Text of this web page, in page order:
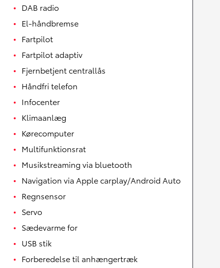
DAB radio
El-håndbremse
Fartpilot
Fartpilot adaptiv
Fjernbetjent centrallås
Håndfri telefon
Infocenter
Klimaanlæg
Kørecomputer
Multifunktionsrat
Musikstreaming via bluetooth
Navigation via Apple carplay/Android Auto
Regnsensor
Servo
Sædevarme for
USB stik
Forberedelse til anhængertræk